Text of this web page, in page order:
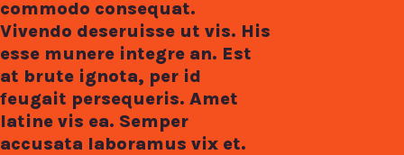
commodo consequat.
Vivendo deseruisse ut vis. His
esse munere integre an. Est
at brute ignota, per id
feugait persequeris. Amet
latine vis ea. Semper
accusata laboramus vix et.